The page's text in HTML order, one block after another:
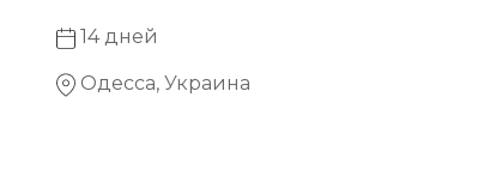
14 дней
Одесса, Украина